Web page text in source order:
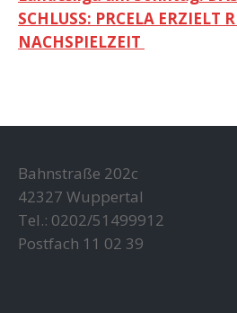
SCHLUSS: PRCELA ERZIELT
NACHSPIELZEIT
Bahnstraße 202c
42327 Wuppertal
Tel.: 0202/51499912
Postfach 11 02 39